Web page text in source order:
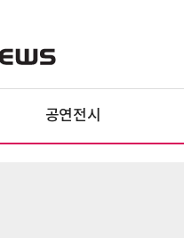
공연전시